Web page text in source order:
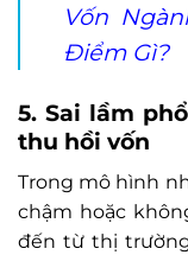
Vốn
Điểm Gì?
5. Sai lầm
thu hồi vốn
Trong mô hình
chậm hoặc
đến từ thị